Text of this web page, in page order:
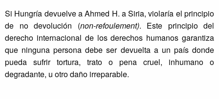
Si Hungría devuelve a Ahmed H. a Siria, violaría el principio
de no devolución (non-refoulement). Este principio del
derecho internacional de los derechos humanos garantiza
que ninguna persona debe ser devuelta a un país donde
pueda sufrir tortura, trato o pena cruel, inhumano o
degradante, u otro daño irreparable.